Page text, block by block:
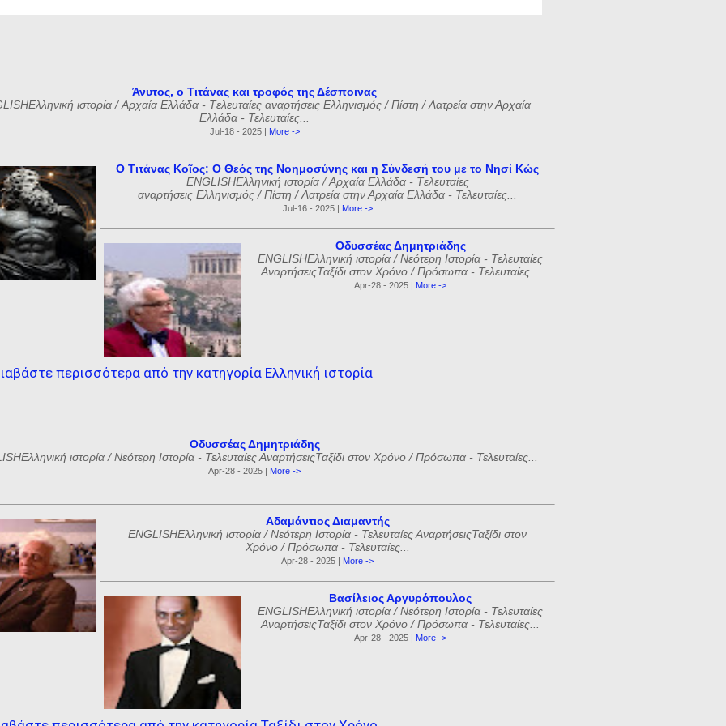
Άνυτος, ο Τιτάνας και τροφός της Δέσποινας
ιστορία / Αρχαία Ελλάδα - Tελευταίες αναρτήσεις Ελληνισμός / Πίστη / Λατρεία στην Αρχαία
Ελλάδα - Τελευταίες...
Jul-18 - 2025 | More ->
Ο Τιτάνας Κοῖος: Ο Θεός της Νοημοσύνης και η Σύνδεσή του με το Νησί Κώς
ENGLISHΕλληνική ιστορία / Αρχαία Ελλάδα - Tελευταίες
αναρτήσεις Ελληνισμός / Πίστη / Λατρεία στην Αρχαία Ελλάδα - Τελευταίες...
Jul-16 - 2025 | More ->
Οδυσσέας Δημητριάδης
ENGLISHΕλληνική ιστορία / Νεότερη Ιστορία - Τελευταίες
ΑναρτήσειςΤαξίδι στον Χρόνο / Πρόσωπα - Τελευταίες...
Apr-28 - 2025 | More ->
περισσότερα από την κατηγορία Ελληνική ιστορία
Οδυσσέας Δημητριάδης
ιστορία / Νεότερη Ιστορία - Τελευταίες ΑναρτήσειςΤαξίδι στον Χρόνο / Πρόσωπα - Τελευταίες...
Apr-28 - 2025 | More ->
Αδαμάντιος Διαμαντής
ENGLISHΕλληνική ιστορία / Νεότερη Ιστορία - Τελευταίες ΑναρτήσειςΤαξίδι στον
Χρόνο / Πρόσωπα - Τελευταίες...
Apr-28 - 2025 | More ->
Βασίλειος Αργυρόπουλος
ENGLISHΕλληνική ιστορία / Νεότερη Ιστορία - Τελευταίες
ΑναρτήσειςΤαξίδι στον Χρόνο / Πρόσωπα - Τελευταίες...
Apr-28 - 2025 | More ->